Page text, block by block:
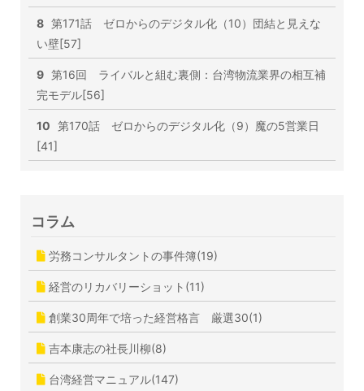
8 第171話 ゼロからのデジタル化（10）団結と見えな
い壁[57]
9 第16回 ライバルと組む裏側：台湾物流業界の相互補
完モデル[56]
10 第170話 ゼロからのデジタル化（9）魔の5営業日
[41]
コラム
労務コンサルタントの事件簿(19)
経営のリカバリーショット(11)
創業30周年で培った経営格言 厳選30(1)
吉本康志の社長川柳(8)
台湾経営マニュアル(147)